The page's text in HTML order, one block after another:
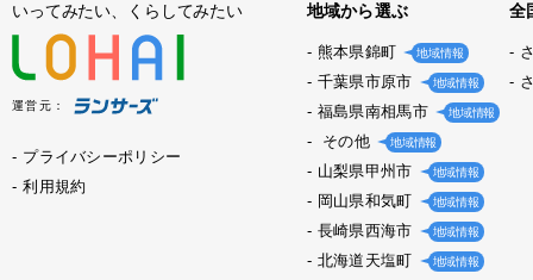
いってみたい、くらしてみたい
運営元：
プライバシーポリシー
利用規約
地域から選ぶ
熊本県錦町 地域情報
千葉県市原市 地域情報
福島県南相馬市 地域情報
その他 地域情報
山梨県甲州市 地域情報
岡山県和気町 地域情報
長崎県西海市 地域情報
北海道天塩町 地域情報
全